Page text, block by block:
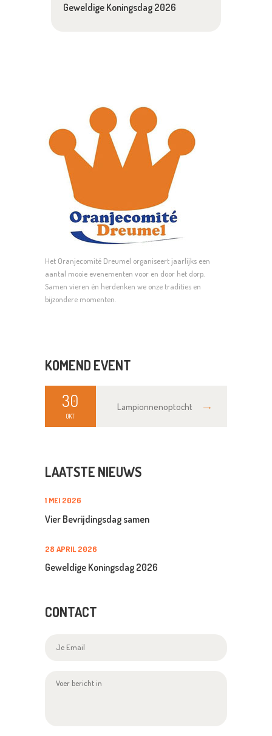
Geweldige Koningsdag 2026
Het Oranjecomité Dreumel organiseert jaarlijks een
aantal mooie evenementen voor en door het dorp.
Samen vieren én herdenken we onze tradities en
bijzondere momenten.
KOMEND EVENT
30
OKT
Lampionnenoptocht
LAATSTE NIEUWS
1 MEI 2026
Vier Bevrijdingsdag samen
28 APRIL 2026
Geweldige Koningsdag 2026
CONTACT